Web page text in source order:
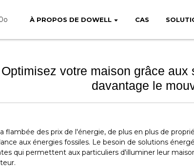
À PROPOS DE DOWELL CAS
Optimisez votre maison grâce
davantage le
flambée des prix de l'énergie, de plus en plus de
aux énergies fossiles. Le besoin de solutions
qui permettent aux particuliers d'illuminer leur